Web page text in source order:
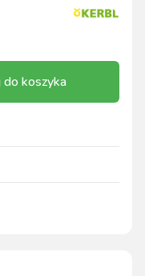
do koszyka